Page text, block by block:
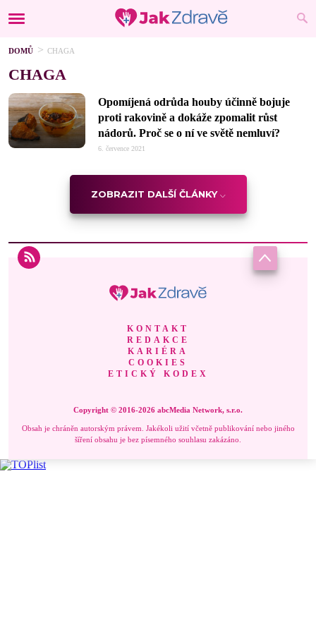
DOMŮ CHAGA
CHAGA
Opomíjená odrůda houby účinně bojuje
proti rakovině a dokáže zpomalit růst
nádorů. Proč se o ní ve světě nemluví?
6. července 2021
ZOBRAZIT DALŠÍ ČLÁNKY
KONTAKT
REDAKCE
KARIÉRA
COOKIES
ETICKÝ KODEX
Copyright © 2016-2026 abcMedia Network, s.r.o.
Obsah je chráněn autorským právem. Jakékoli užití včetně publikování nebo jiného
šíření obsahu je bez písemného souhlasu zakázáno.